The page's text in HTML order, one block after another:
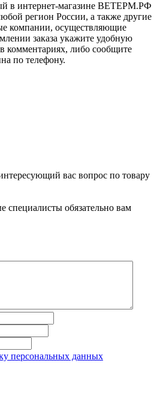
в интернет-магазине ВЕТЕРМ.РФ
регион России, а также другие
компании, осуществляющие
заказа укажите удобную
комментариях, либо сообщите
по телефону.
вас вопрос по товару
обязательно вам
персональных данных